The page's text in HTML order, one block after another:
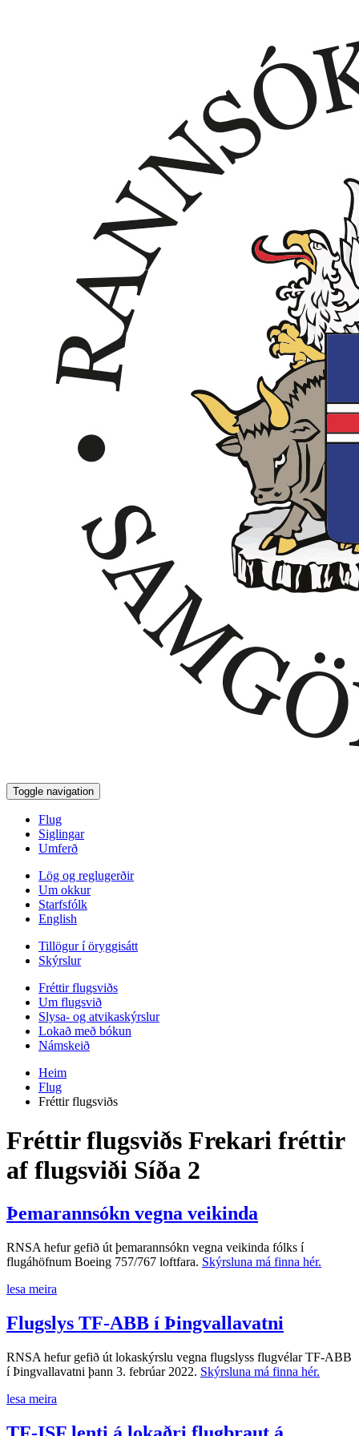
Toggle navigation
Flug
Siglingar
Umferð
Lög og reglugerðir
Um okkur
Starfsfólk
English
Tillögur í öryggisátt
Skýrslur
Fréttir flugsviðs
Um flugsvið
Slysa- og atvikaskýrslur
Lokað með bókun
Námskeið
Heim
Flug
Fréttir flugsviðs
Fréttir flugsviðs Frekari fréttir
af flugsviði Síða 2
Þemarannsókn vegna veikinda
RNSA hefur gefið út þemarannsókn vegna veikinda fólks í
flugáhöfnum Boeing 757/767 loftfara. Skýrsluna má finna hér.
lesa meira
Flugslys TF-ABB í Þingvallavatni
RNSA hefur gefið út lokaskýrslu vegna flugslyss flugvélar TF-ABB
í Þingvallavatni þann 3. febrúar 2022. Skýrsluna má finna hér.
lesa meira